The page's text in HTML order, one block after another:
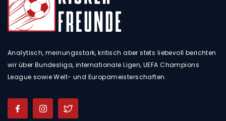
Analytisch, meinungsstark, kritisch aber stets liebevoll berichten
wir über Bundesliga, internationale Ligen, UEFA Champions
League sowie Welt- und Europameisterschaften.